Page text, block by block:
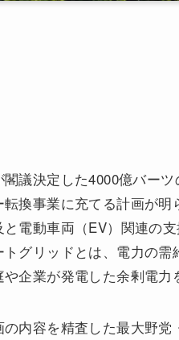
閣議決定した4000億バー
転換事業に充てる計画が
と電動車両（EV）関連の
トグリッドとは、電力の
や企業が発電した余剰電力
の内容を精査した最大野